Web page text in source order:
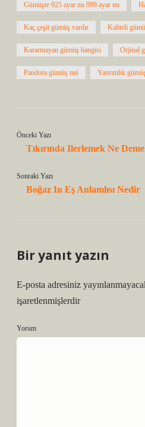
Gümüşte 925 ayar mı 999 ayar mı
Kaç çeşit gümüş vardır Kaliteli
Kararmayan gümüş hangisi Orjinal
Pandora gümüş mü Yatırımlık
Önceki Yazı
Tıkırında Ilerlemek Ne
Sonraki Yazı
Boğaz In Eş Anlamlısı Nedir
Bir yanıt yazın
E-posta adresiniz
işaretlenmişlerdir
Yorum